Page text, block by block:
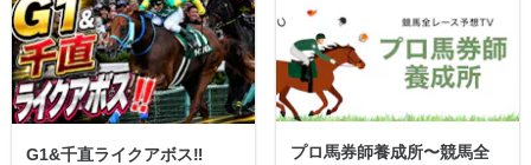
G1&千直ライクアボス‼️
プロ馬券師養成所〜競馬全